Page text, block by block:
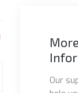
More
Our